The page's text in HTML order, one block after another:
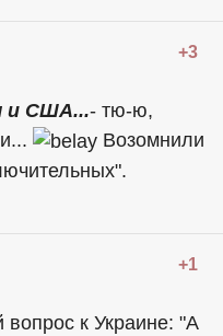
+3
и США...- тю-ю,
Возомнили
+1
вопрос к Украине: "А